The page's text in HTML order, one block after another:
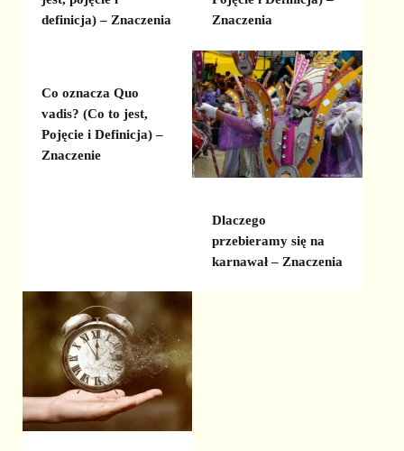
definicja) – Znaczenia
Znaczenia
Co oznacza Quo
vadis? (Co to jest,
Pojęcie i Definicja) –
Znaczenie
Dlaczego
przebieramy się na
karnawał – Znaczenia